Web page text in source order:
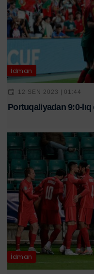
İdman
12 SEN 2023 | 01:44
Portuqaliyadan 9:0-
İdman